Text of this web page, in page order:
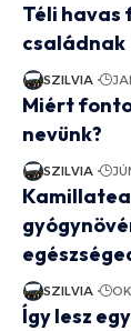
Téli havas
családnak
SZILVIA
Miért
nevünk?
SZILVIA
SZILVIA
Így lesz